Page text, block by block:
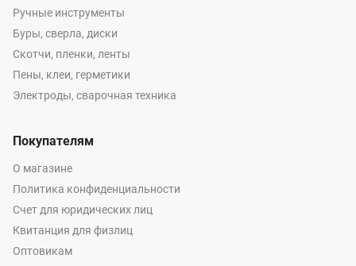
Ручные инструменты
Буры, сверла, диски
Скотчи, пленки, ленты
Пены, клеи, герметики
Электроды, сварочная техника
Покупателям
О магазине
Политика конфиденциальности
Счет для юридических лиц
Квитанция для физлиц
Оптовикам